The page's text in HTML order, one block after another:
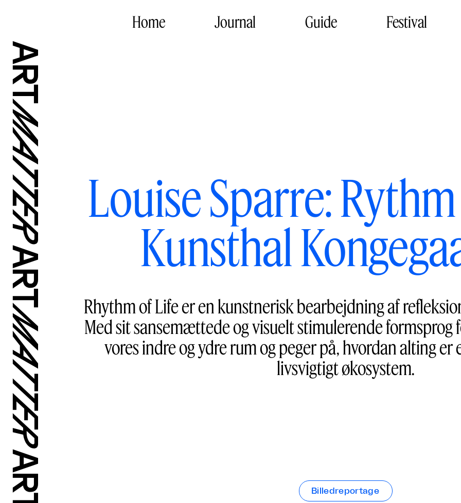
Home Journal Guide Festival
Louise Sparre:
Kunsthal
Rhythm of Life er en kunstnerisk bearbejdning af
Med sit sansemættede og visuelt stimulerende formsprog
vores indre og ydre rum og peger på, hvordan alting er
livsvigtigt økosystem.
Billedreportage